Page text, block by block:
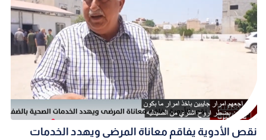
نقص الأدوية يفاقم معاناة المرضى ويهدد الخدمات